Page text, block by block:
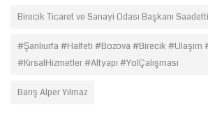
Birecik Ticaret ve Sanayi Odası Başkanı
#Şanlıurfa #Halfeti #Bozova #Birecik #Ulaşım
#KırsalHizmetler #Altyapı #YolÇalışması
Barış Alper Yılmaz